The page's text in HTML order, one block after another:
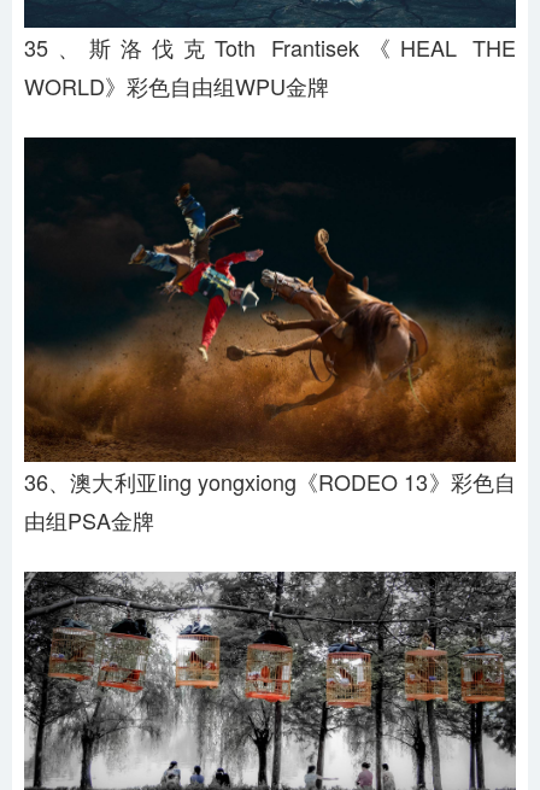
35、斯洛伐克Toth Frantisek《HEAL THE
WORLD》彩色自由组WPU金牌
36、澳大利亚ling yongxiong《RODEO 13》彩色自
由组PSA金牌